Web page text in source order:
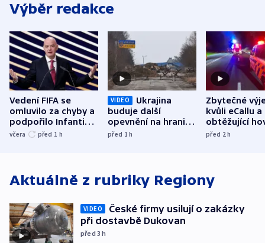
Výběr redakce
Vedení FIFA se
omluvilo za chyby a
podpořilo Infantina.
UEFA trvá na
včera před 1 h
VIDEO
Ukrajina
buduje další
opevnění na hranici
s Běloruskem
před 1h
Zbytečné
kvůli eCallu a
obtěžující
zdržují
před 2h
Aktuálně z rubriky Regiony
VIDEO
České firmy usilují o zakázky
při dostavbě Dukovan
před 3h